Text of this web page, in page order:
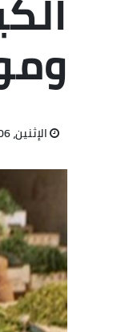
الإثنين، 06 يوليو 2026 10:36 ص